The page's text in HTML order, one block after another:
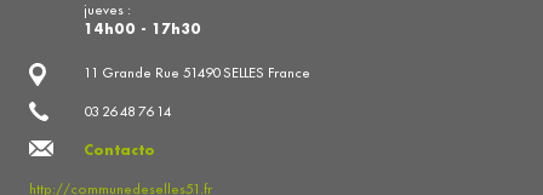
11 Grande Rue 51490 SELLES France
03 26 48 76 14
Contacto
http://communedeselles51.fr
jueves :
14h00 - 17h30